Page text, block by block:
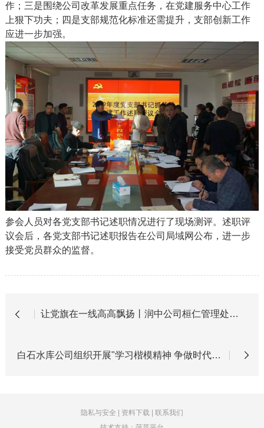
作；三是围绕公司改革发展重点任务，在党建服务中心工作
上狠下功夫；四是支部规范化标准还需提升，支部创新工作
应进一步加强。
参会人员对各党支部书记述职情况进行了现场测评。述职评
议会后，各党支部书记述职报告在公司局域网公布，进一步
接受党员群众的监督。
让党旗在一线高高飘扬丨润中公司桓仁管理处党支部：水过苏子河，人守章京桥
白石水库公司组织开展"学习楷模精神 争做时代先锋" 主题党日活动
隐私与安全 | 资料下载| 联系我们